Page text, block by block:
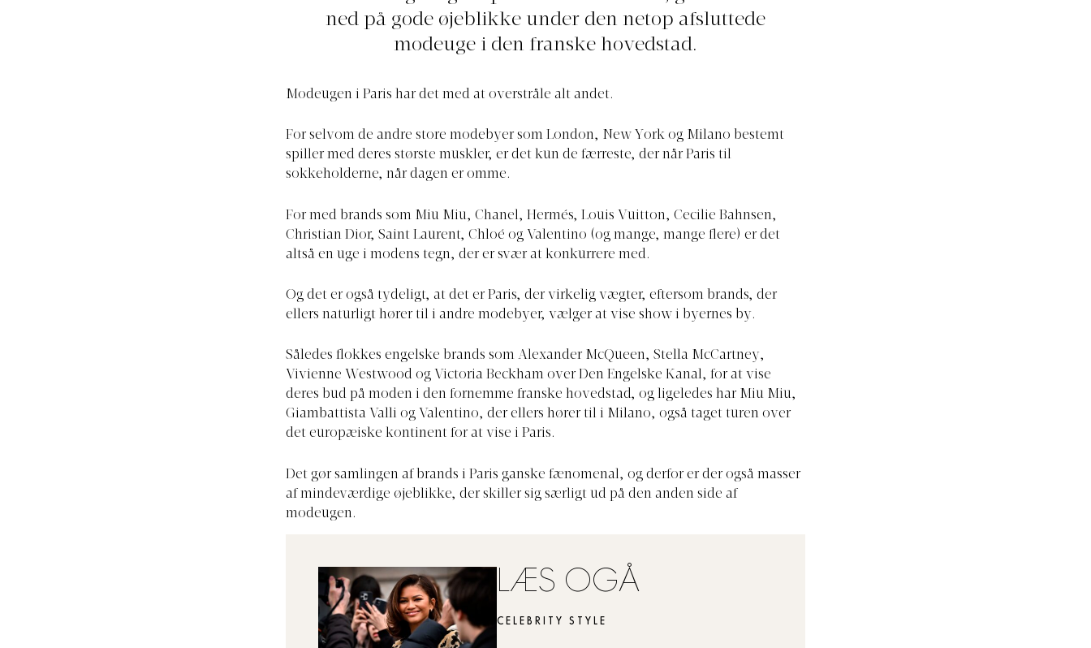
ned på gode øjeblikke under den netop afsluttede
modeuge i den franske hovedstad.
Modeugen i Paris har det med at overstråle alt andet.
For selvom de andre store modebyer som London, New York og Milano bestemt
spiller med deres største muskler, er det kun de færreste, der når Paris til
sokkeholderne, når dagen er omme.
For med brands som Miu Miu, Chanel, Hermés, Louis Vuitton, Cecilie Bahnsen,
Christian Dior, Saint Laurent, Chloé og Valentino (og mange, mange flere) er det
altså en uge i modens tegn, der er svær at konkurrere med.
Og det er også tydeligt, at det er Paris, der virkelig vægter, eftersom brands, der
ellers naturligt hører til i andre modebyer, vælger at vise show i byernes by.
Således flokkes engelske brands som Alexander McQueen, Stella McCartney,
Vivienne Westwood og Victoria Beckham over Den Engelske Kanal, for at vise
deres bud på moden i den fornemme franske hovedstad, og ligeledes har Miu Miu,
Giambattista Valli og Valentino, der ellers hører til i Milano, også taget turen over
det europæiske kontinent for at vise i Paris.
Det gør samlingen af brands i Paris ganske fænomenal, og derfor er der også masser
af mindeværdige øjeblikke, der skiller sig særligt ud på den anden side af
modeugen.
LÆS OGÅ
CELEBRITY STYLE